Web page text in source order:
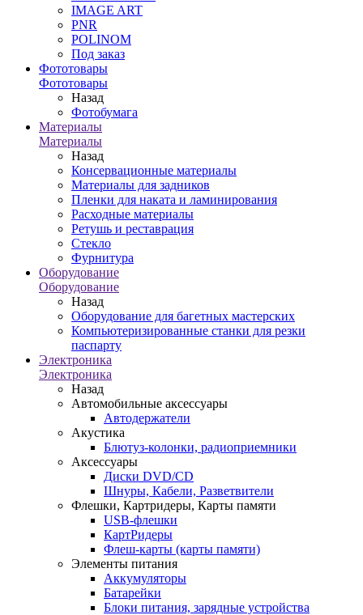
IMAGE ART
PNR
POLINOM
Под заказ
Фототовары
Фототовары
Назад
Фотобумага
Материалы
Материалы
Назад
Консервационные материалы
Материалы для задников
Пленки для наката и ламинирования
Расходные материалы
Ретушь и реставрация
Стекло
Фурнитура
Оборудование
Оборудование
Назад
Оборудование для багетных мастерских
Компьютеризированные станки для резки
паспарту
Электроника
Электроника
Назад
Автомобильные аксессуары
Автодержатели
Акустика
Блютуз-колонки, радиоприемники
Аксессуары
Диски DVD/CD
Шнуры, Кабели, Разветвители
Флешки, Картридеры, Карты памяти
USB-флешки
КартРидеры
Флеш-карты (карты памяти)
Элементы питания
Аккумуляторы
Батарейки
Блоки питания, зарядные устройства